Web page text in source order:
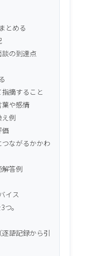
とめる
の到達点
摘すること
や感情
例
価
ながるかかわ
答例
イス
。
語記録から引